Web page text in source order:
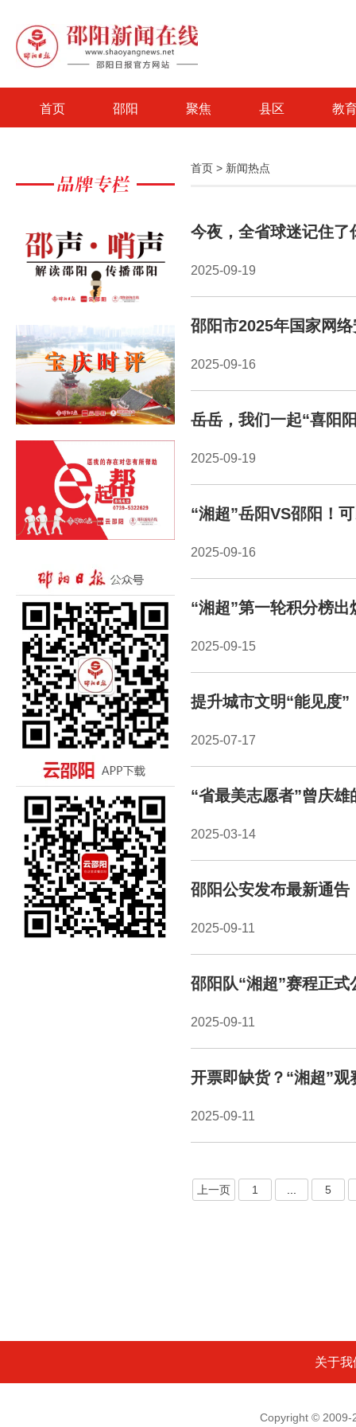
首页 邵阳 聚焦 县区 教
首页 > 新闻热点
今夜，全省球迷记住
2025-09-19
邵阳市2025年国家网
2025-09-16
岳岳，我们一起“喜阳
2025-09-19
“湘超”岳阳VS邵阳！
2025-09-16
“湘超”第一轮积分榜
2025-09-15
提升城市文明“能见度”
2025-07-17
“省最美志愿者”曾庆雄
2025-03-14
邵阳公安发布最新通告
2025-09-11
邵阳队“湘超”赛程正式
2025-09-11
开票即缺货？“湘超”
2025-09-11
上一页 1 5
关于我
Copyright © 2009-